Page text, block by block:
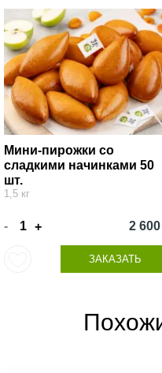
Мини-пирожки со
сладкими начинками 50
шт.
1,5 кг
- + 2
ЗАКАЗАТЬ